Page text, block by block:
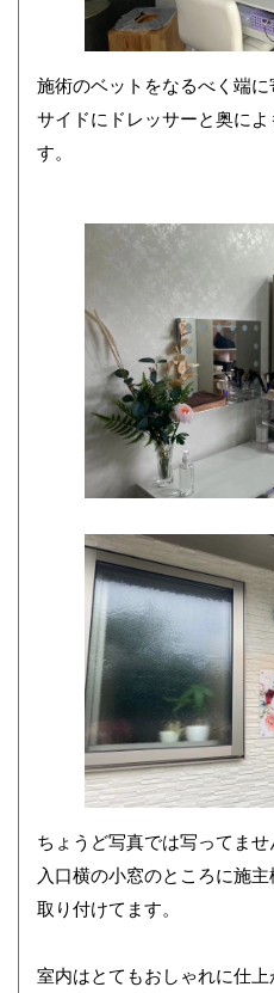
施術のベットをなるべく端に
サイドにドレッサーと奥に
す。
ちょうど写真では写ってませ
入口横の小窓のところに施
取り付けてます。
室内はとてもおしゃれに仕上